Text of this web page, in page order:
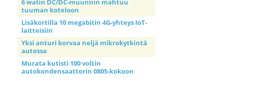
6 watin DC/DC-muunnin mahtuu
tuuman koteloon
Lisäkortilla 10 megabitin 4G-yhteys IoT-
laitteisiin
Yksi anturi korvaa neljä mikrokytkintä
autossa
Murata kutisti 100 voltin
autokondensaattorin 0805-kokoon